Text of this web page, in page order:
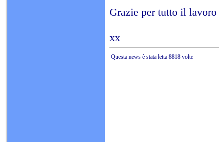
Grazie per tutto il lavoro
xx
Questa news è stata letta 8818 volte